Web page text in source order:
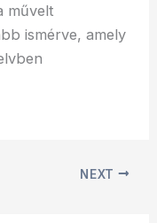
művelt
ismérve, amely
NEXT